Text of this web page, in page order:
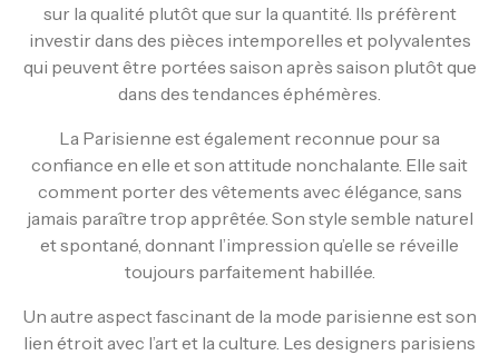
sur la qualité plutôt que sur la quantité. Ils préfèrent
investir dans des pièces intemporelles et polyvalentes
qui peuvent être portées saison après saison plutôt que
dans des tendances éphémères.
La Parisienne est également reconnue pour sa
confiance en elle et son attitude nonchalante. Elle sait
comment porter des vêtements avec élégance, sans
jamais paraître trop apprêtée. Son style semble naturel
et spontané, donnant l’impression qu’elle se réveille
toujours parfaitement habillée.
Un autre aspect fascinant de la mode parisienne est son
lien étroit avec l’art et la culture. Les designers parisiens